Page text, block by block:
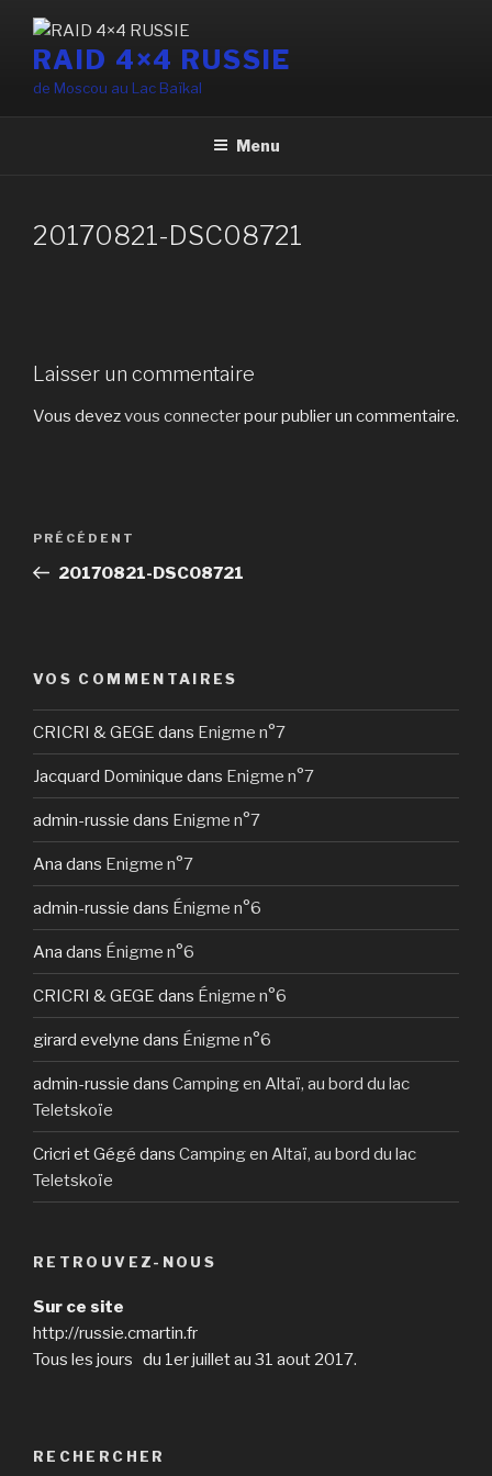
contenu
principal
RAID 4×4 RUSSIE
de Moscou au Lac Baïkal
Menu
20170821-DSC08721
Laisser un commentaire
Vous devezvous connecterpour publier un commentaire.
Navigation
l’article
Article
précédent
PRÉCÉDENT
20170821-DSC08721
VOS COMMENTAIRES
CRICRI & GEGE dans Enigme n°7
Jacquard Dominique dans Enigme n°7
admin-russie dans Enigme n°7
Ana dans Enigme n°7
admin-russie dans Énigme n°6
Ana dans Énigme n°6
CRICRI & GEGE dans Énigme n°6
girard evelyne dans Énigme n°6
admin-russie dans Camping en Altaï, au bord du lac
Teletskoïe
Cricri et Gégé dans Camping en Altaï, au bord du lac
Teletskoïe
RETROUVEZ-NOUS
Sur ce site
http://russie.cmartin.fr
Tous les jours du 1er juillet au 31 aout 2017.
RECHERCHER